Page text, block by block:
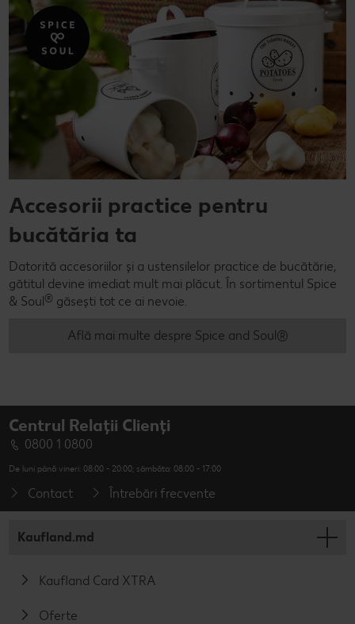
Accesorii practice pentru
bucătăria ta
Datorită accesoriilor și a ustensilelor practice de bucătărie,
gătitul devine imediat mult mai plăcut. În sortimentul Spice
& Soul® găsești tot ce ai nevoie.
Află mai multe despre Spice and Soul®
Centrul Relații Clienți
0800 1 0800
De luni până vineri: 08:00 - 20:00; sâmbăta: 08:00 - 17:00
Contact Întrebări frecvente
Kaufland.md
Kaufland Card XTRA
Oferte